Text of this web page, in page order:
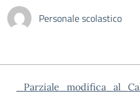
Personale scolastico